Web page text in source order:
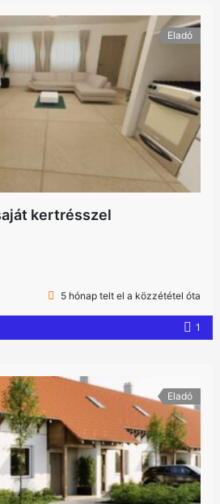
Eladó
kertrésszel
5 hónap telt el a közzététel óta
1
Eladó